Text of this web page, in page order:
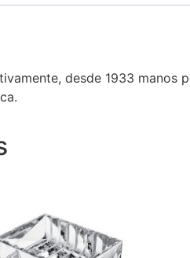
desde 1933